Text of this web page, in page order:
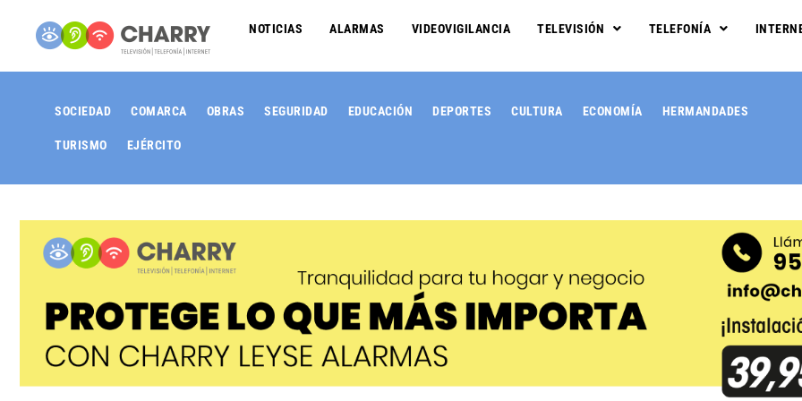
NOTICIAS ALARMAS VIDEOVIGILANCIA TELEVISIÓN TELEFONÍA
SOCIEDAD COMARCA OBRAS SEGURIDAD EDUCACIÓN DEPORTES CULTURA ECONOMÍA HERMANDADES
TURISMO EJÉRCITO